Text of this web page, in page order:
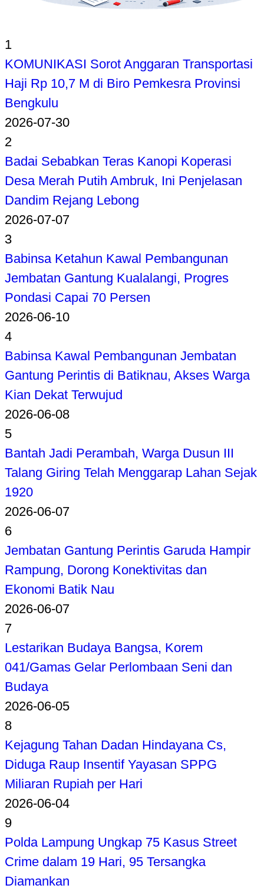
1
KOMUNIKASI Sorot Anggaran Transportasi
Haji Rp 10,7 M di Biro Pemkesra Provinsi
Bengkulu
2026-07-30
2
Badai Sebabkan Teras Kanopi Koperasi
Desa Merah Putih Ambruk, Ini Penjelasan
Dandim Rejang Lebong
2026-07-07
3
Babinsa Ketahun Kawal Pembangunan
Jembatan Gantung Kualalangi, Progres
Pondasi Capai 70 Persen
2026-06-10
4
Babinsa Kawal Pembangunan Jembatan
Gantung Perintis di Batiknau, Akses Warga
Kian Dekat Terwujud
2026-06-08
5
Bantah Jadi Perambah, Warga Dusun III
Talang Giring Telah Menggarap Lahan Sejak
1920
2026-06-07
6
Jembatan Gantung Perintis Garuda Hampir
Rampung, Dorong Konektivitas dan
Ekonomi Batik Nau
2026-06-07
7
Lestarikan Budaya Bangsa, Korem
041/Gamas Gelar Perlombaan Seni dan
Budaya
2026-06-05
8
Kejagung Tahan Dadan Hindayana Cs,
Diduga Raup Insentif Yayasan SPPG
Miliaran Rupiah per Hari
2026-06-04
9
Polda Lampung Ungkap 75 Kasus Street
Crime dalam 19 Hari, 95 Tersangka
Diamankan